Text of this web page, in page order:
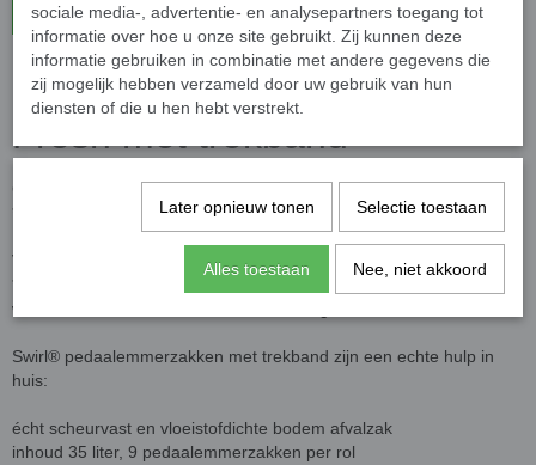
In winkelwagen
Swirl vuilniszakken 35L Actif
Fresh met trekband
Citrussystem minder geurtjes**
** getest door onafhankelijk instituut
Voor 80% uit gerecycled plastic*
*Swirl® vuilniszakken zijn voor 80% gemaakt uit gerecycled plastic,
waarvan minstens de helft uit herbruikte grondstof.
Swirl® pedaalemmerzakken met trekband zijn een echte hulp in
huis:
écht scheurvast en vloeistofdichte bodem afvalzak
inhoud 35 liter, 9 pedaalemmerzakken per rol
sociale media-, advertentie- en analysepartners toegang tot
informatie over hoe u onze site gebruikt. Zij kunnen deze
informatie gebruiken in combinatie met andere gegevens die
zij mogelijk hebben verzameld door uw gebruik van hun
diensten of die u hen hebt verstrekt.
Later opnieuw tonen Selectie toestaan
Alles toestaan Nee, niet akkoord